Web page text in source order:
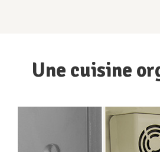
Une cuisine